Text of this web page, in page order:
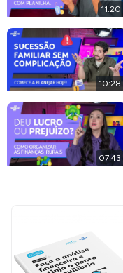
11:20
10:28
07:43